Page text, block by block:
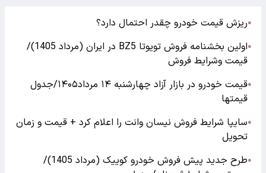
●ریزش قیمت خودرو چقدر احتمال دارد؟
●
اولین بخشنامه فروش تویوتا BZ5 در ایران (مرداد 1405)/
قیمت وشرایط فروش
●
قیمت خودرو در بازار آزاد چهارشنبه ۱۴ مرداد۱۴۰۵/جدول
قیمتها
●سایپا شرایط فروش نیسان وانت را اعلام کرد + قیمت و زمان
تحویل
●
طرح جدید پیش فروش خودرو کوییک (مرداد 1405)/